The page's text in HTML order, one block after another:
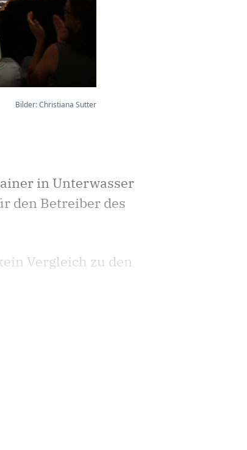
Bilder: Christiana Sutter
in Unterwasser
den Betreiber des
Vergleich zu den